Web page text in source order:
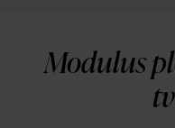
Modulus